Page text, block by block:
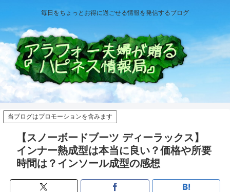
毎日をちょっとお得に過ごせる情報を発信するブログ
当ブログはプロモーションを含みます
【スノーボードブーツ ディーラックス】
インナー熱成型は本当に良い？価格や所要
時間は？インソール成型の感想